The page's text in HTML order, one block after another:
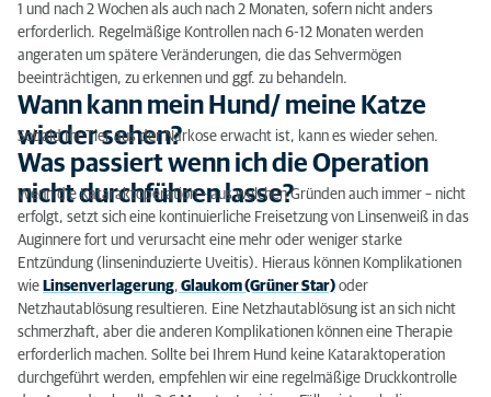
1 und nach 2 Wochen als auch nach 2 Monaten, sofern nicht anders
erforderlich. Regelmäßige Kontrollen nach 6-12 Monaten werden
angeraten um spätere Veränderungen, die das Sehvermögen
beeinträchtigen, zu erkennen und ggf. zu behandeln.
Wann kann mein Hund/ meine Katze
wieder sehen?
Sobald Ihr Tier aus der Narkose erwacht ist, kann es wieder sehen.
Was passiert wenn ich die Operation
nicht durchführen lasse?
Wenn die Kataraktoperation – aus welchen Gründen auch immer – nicht
erfolgt, setzt sich eine kontinuierliche Freisetzung von Linsenweiß in das
Auginnere fort und verursacht eine mehr oder weniger starke
Entzündung (linseninduzierte Uveitis). Hieraus können Komplikationen
wie Linsenverlagerung, Glaukom (Grüner Star) oder
Netzhautablösung resultieren. Eine Netzhautablösung ist an sich nicht
schmerzhaft, aber die anderen Komplikationen können eine Therapie
erforderlich machen. Sollte bei Ihrem Hund keine Kataraktoperation
durchgeführt werden, empfehlen wir eine regelmäßige Druckkontrolle